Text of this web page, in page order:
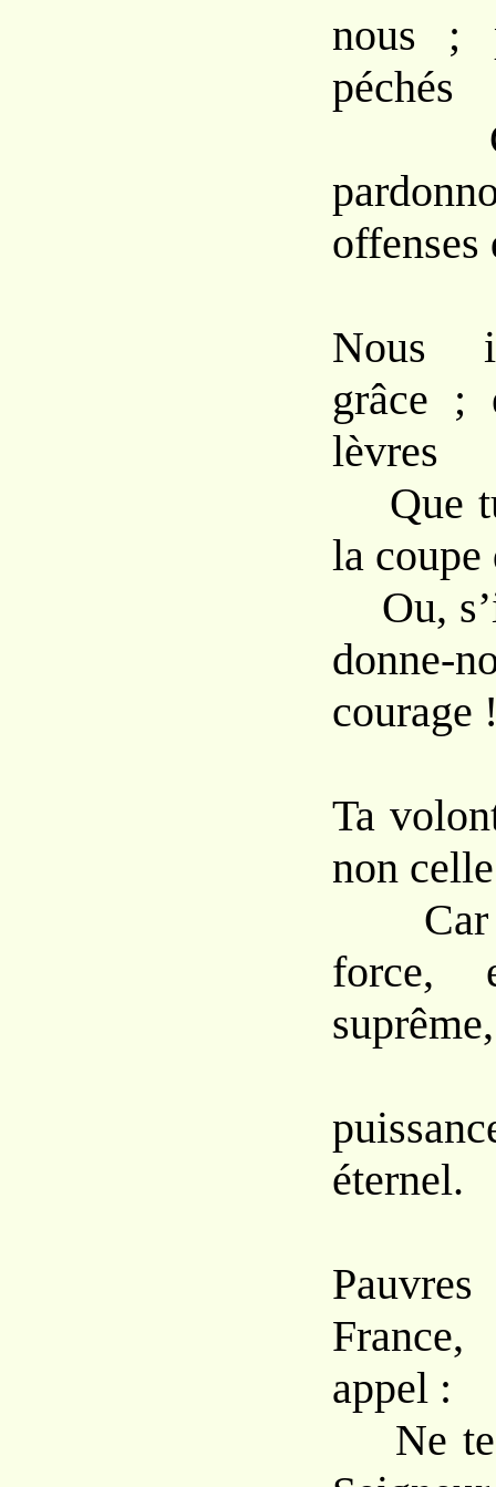
nous ;
péchés
offenses
Nous
grâce ;
lèvres
Que
la coupe
Ou,
courage
Ta
non
Car
force,
suprême,
éternel.
appel :
Ne te